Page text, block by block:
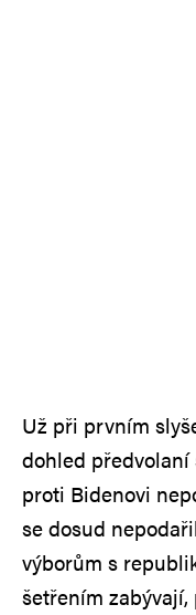
Už při prvním
dohled
proti Bidenovi
se dosud
výborům s
šetřením